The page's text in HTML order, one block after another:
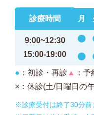
診療時間 月
9:00~12:30
15:00-19:00
● ：初診・再診 ▲ ：
× ：休診(土/日曜日の
※診療受付は終了30分前